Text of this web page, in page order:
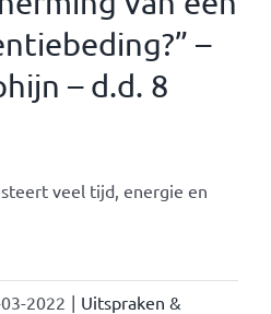
–
– d.d. 8
veel tijd, energie en
2022 | Uitspraken &